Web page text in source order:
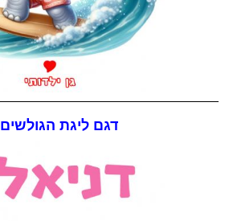
דגם ליגת הגולשים 11